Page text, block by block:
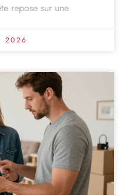
repose sur une
2026